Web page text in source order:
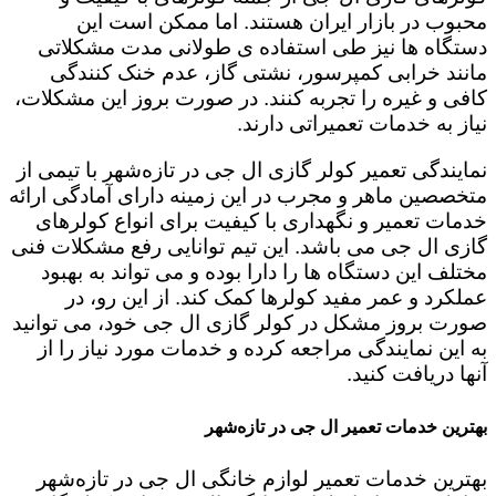
محبوب در بازار ایران هستند. اما ممکن است این
دستگاه ها نیز طی استفاده ی طولانی مدت مشکلاتی
مانند خرابی کمپرسور، نشتی گاز، عدم خنک کنندگی
کافی و غیره را تجربه کنند. در صورت بروز این مشکلات،
نیاز به خدمات تعمیراتی دارند.
نمایندگی تعمیر کولر گازی ال جی در تازه‌شهر با تیمی از
متخصصین ماهر و مجرب در این زمینه دارای آمادگی ارائه
خدمات تعمیر و نگهداری با کیفیت برای انواع کولرهای
گازی ال جی می باشد. این تیم توانایی رفع مشکلات فنی
مختلف این دستگاه ها را دارا بوده و می تواند به بهبود
عملکرد و عمر مفید کولرها کمک کند. از این رو، در
صورت بروز مشکل در کولر گازی ال جی خود، می توانید
به این نمایندگی مراجعه کرده و خدمات مورد نیاز را از
آنها دریافت کنید.
بهترین خدمات تعمیر ال جی در تازه‌شهر
بهترین خدمات تعمیر لوازم خانگی ال جی در تازه‌شهر